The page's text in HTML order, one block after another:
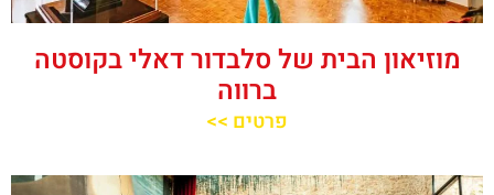
מוזיאון הבית של סלבדור דאלי בקוסטה
ברווה
פרטים >>